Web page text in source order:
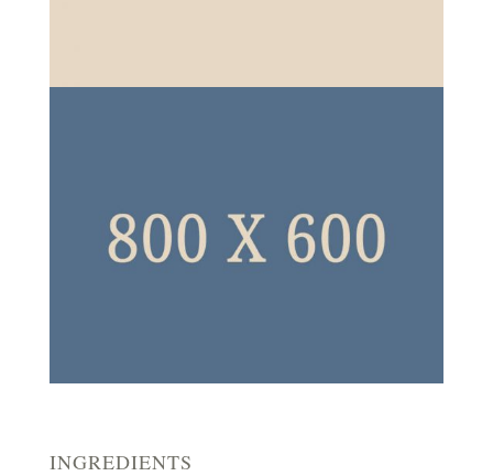
INGREDIENTS